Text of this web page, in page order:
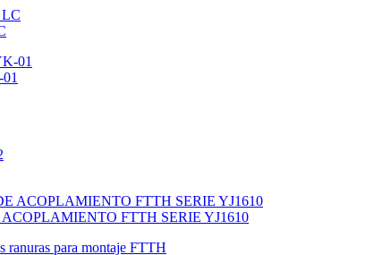
FTTH SERIE YJ1610